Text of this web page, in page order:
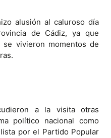
alusión al caluroso día
de Cádiz, ya que
vivieron momentos de
a la visita otras
político nacional como
por el Partido Popular